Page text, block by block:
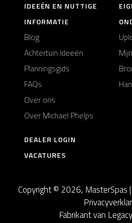
IDEEËN EN NUTTIGE
INFORMATIE
Blog
Achtertuin Ideeën
Planningsgids
FAQs
Over ons
Over Michael Phelps
DEALER LOGIN
VACATURES
Copyright © 2026, MasterSpas |
Fabrikant van